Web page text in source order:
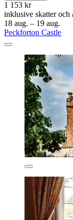
1 153 kr
inklusive skatter och
18 aug. – 19 aug.
Peckforton Castle